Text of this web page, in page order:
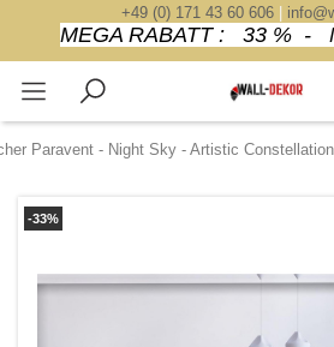
+49 (0) 171 43 60 606|
MEGA RABATT : 33 % -
Paravent - Night Sky - Artistic
-33%